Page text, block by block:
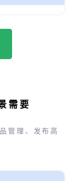
需要
管理、发布高